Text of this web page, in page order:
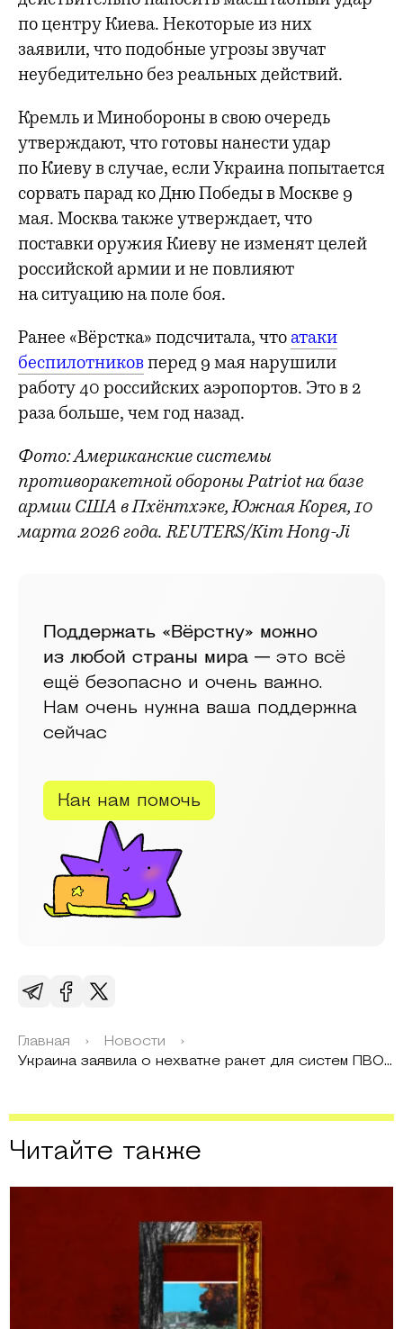
по центру Киева. Некоторые из них
заявили, что подобные угрозы звучат
неубедительно без реальных действий.
Кремль и Минобороны в свою очередь
утверждают, что готовы нанести удар
по Киеву в случае, если Украина попытается
сорвать парад ко Дню Победы в Москве 9
мая. Москва также утверждает, что
поставки оружия Киеву не изменят целей
российской армии и не повлияют
на ситуацию на поле боя.
Ранее «Вёрстка» подсчитала, что атаки
беспилотниковперед 9 мая нарушили
работу 40 российских аэропортов. Это в 2
раза больше, чем год назад.
Фото: Американские системы
противоракетной обороны Patriot на базе
армии США в Пхёнтхэке, Южная Корея, 10
марта 2026 года. REUTERS/Kim Hong-Ji
Поддержать «Вёрстку» можно
из любой страны мира — это всё
ещё безопасно и очень важно.
Нам очень нужна ваша поддержка
сейчас
Как нам помочь
Главная › Новости
›
Украина заявила о нехватке ракет для систем ПВО после зимних массированных атак России
Читайте также